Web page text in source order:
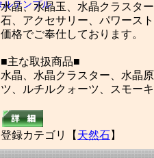
水晶、水晶玉、水晶クラスタ
石、アクセサリー、パワース
価格でご奉仕しております。
■主な取扱商品■
水晶、水晶クラスター、水晶
ツ、ルチルクォーツ、スモー
登録カテゴリ【 天然石 】